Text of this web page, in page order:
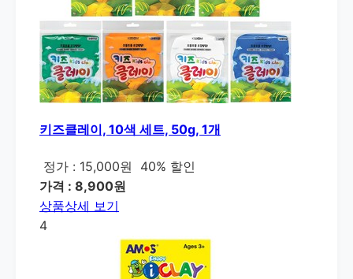
키즈클레이, 10색 세트, 50g, 1개
정가 : 15,000원
40% 할인
가격 : 8,900원
상품상세 보기
4